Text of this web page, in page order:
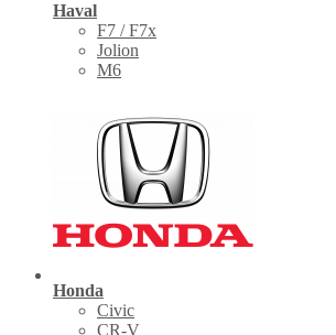
Haval
F7 / F7x
Jolion
M6
Honda
Civic
CR-V